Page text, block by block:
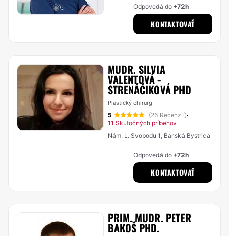
Odpovedá do +72h
KONTAKTOVAŤ
MUDR. SILVIA
VALENTOVÁ -
STRENÁČIKOVÁ PHD
Plastický chirurg
5 (26 Recenzií)·
11 Skutočných príbehov
Nám. L. Svobodu 1, Banská Bystrica
Odpovedá do +72h
KONTAKTOVAŤ
PRIM. MUDR. PETER
BAKOŠ PHD.